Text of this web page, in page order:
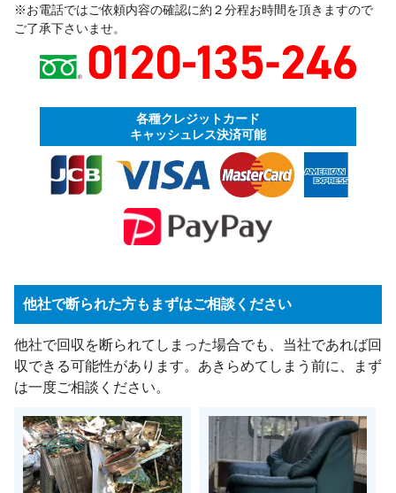
※お電話ではご依頼内容の確認に約２分程お時間を頂きますので
ご了承下さいませ。
各種クレジットカード
キャッシュレス決済可能
他社で断られた方もまずはご相談ください
他社で回収を断られてしまった場合でも、当社であれば回
収できる可能性があります。あきらめてしまう前に、まず
は一度ご相談ください。